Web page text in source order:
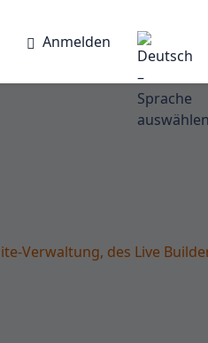
Anmelden
Verwaltung, des Live